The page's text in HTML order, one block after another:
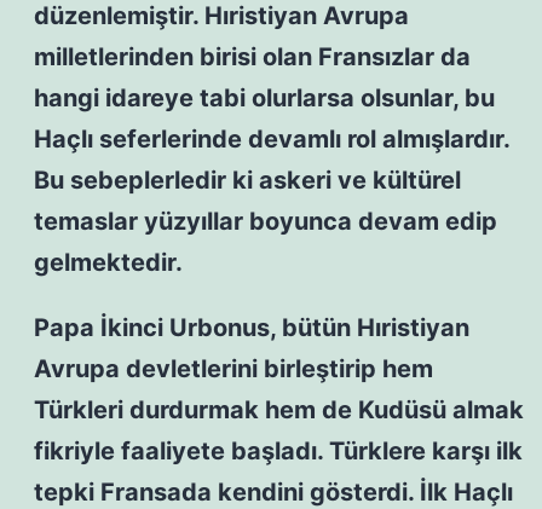
düzenlemiştir. Hıristiyan Avrupa
milletlerinden birisi olan Fransızlar da
hangi idareye tabi olurlarsa olsunlar, bu
Haçlı seferlerinde devamlı rol almışlardır.
Bu sebeplerledir ki askeri ve kültürel
temaslar yüzyıllar boyunca devam edip
gelmektedir.
Papa İkinci Urbonus, bütün Hıristiyan
Avrupa devletlerini birleştirip hem
Türkleri durdurmak hem de Kudüsü almak
fikriyle faaliyete başladı. Türklere karşı ilk
tepki Fransada kendini gösterdi. İlk Haçlı